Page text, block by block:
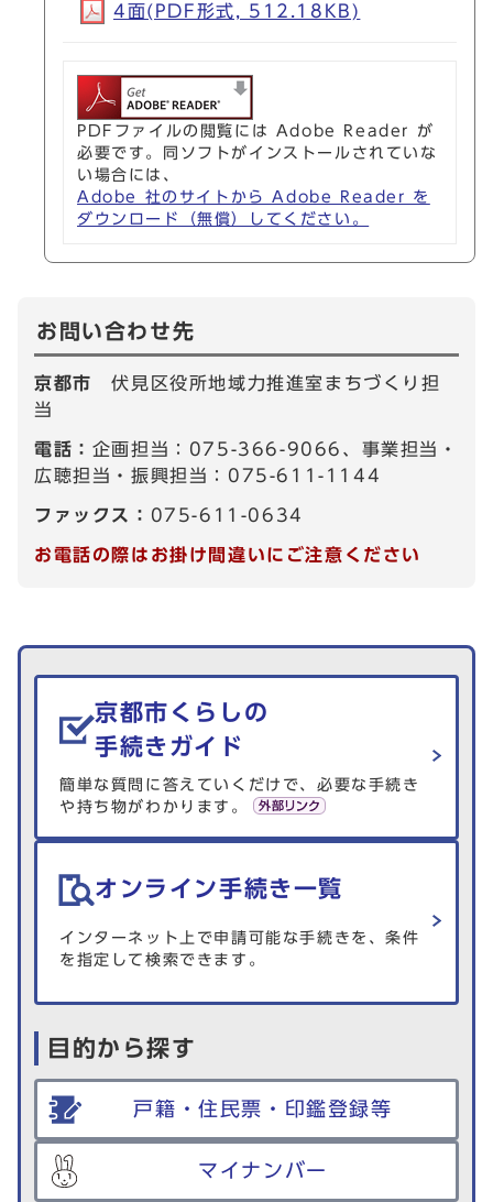
4面(PDF形式, 512.18KB)
PDFファイルの閲覧には Adobe Reader が
必要です。同ソフトがインストールされていな
い場合には、
Adobe 社のサイトから Adobe Reader を
ダウンロード（無償）してください。
お問い合わせ先
京都市伏見区役所地域力推進室まちづくり担
当
電話： 企画担当：075-366-9066、事業担当・
広聴担当・振興担当：075-611-1144
ファックス： 075-611-0634
お電話の際はお掛け間違いにご注意ください
生活情報を探す
京都市くらしの
手続きガイド
簡単な質問に答えていくだけで、必要な手続き
や持ち物がわかります。
オンライン手続き一覧
インターネット上で申請可能な手続きを、条件
を指定して検索できます。
目的から探す
戸籍・住民票・印鑑登録等
マイナンバー